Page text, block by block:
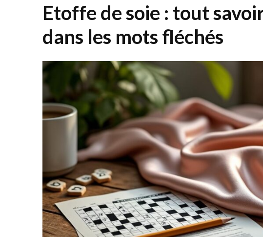
Etoffe de soie : tout
dans les mots fléchés